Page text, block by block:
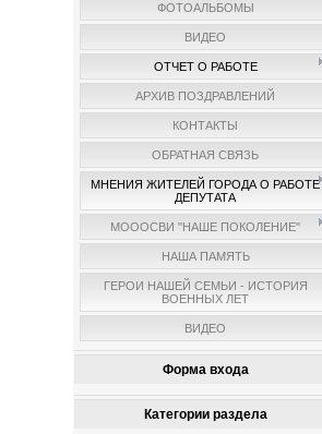
ФОТОАЛЬБОМЫ
ВИДЕО
ОТЧЕТ О РАБОТЕ
АРХИВ ПОЗДРАВЛЕНИЙ
КОНТАКТЫ
ОБРАТНАЯ СВЯЗЬ
МНЕНИЯ ЖИТЕЛЕЙ ГОРОДА О РАБОТЕ
ДЕПУТАТА
МОООСВИ "НАШЕ ПОКОЛЕНИЕ"
НАША ПАМЯТЬ
ГЕРОИ НАШЕЙ СЕМЬИ - ИСТОРИЯ
ВОЕННЫХ ЛЕТ
ВИДЕО
Форма входа
Категории раздела